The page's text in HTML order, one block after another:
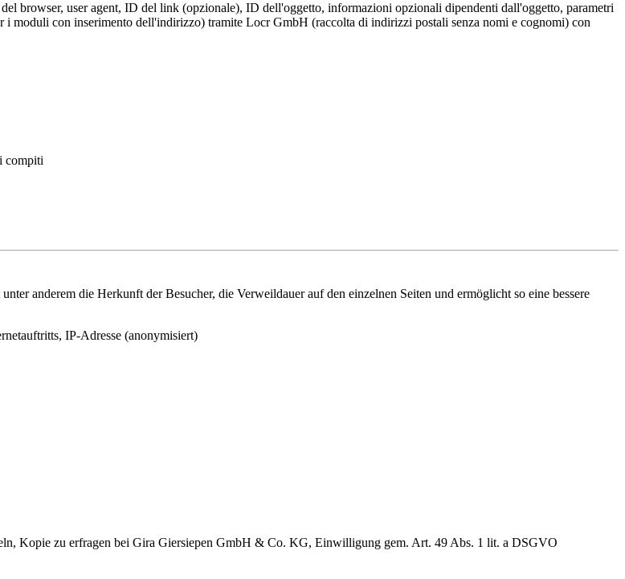
browser, user agent, ID del link (opzionale), ID dell'oggetto, informazioni opzionali dipendenti dall'oggetto, parametri
moduli con inserimento dell'indirizzo) tramite Locr GmbH (raccolta di indirizzi postali senza nomi e cognomi) con
compiti
anderem die Herkunft der Besucher, die Verweildauer auf den einzelnen Seiten und ermöglicht so eine bessere
IP-Adresse (anonymisiert)
Kopie zu erfragen bei Gira Giersiepen GmbH & Co. KG, Einwilligung gem. Art. 49 Abs. 1 lit. a DSGVO